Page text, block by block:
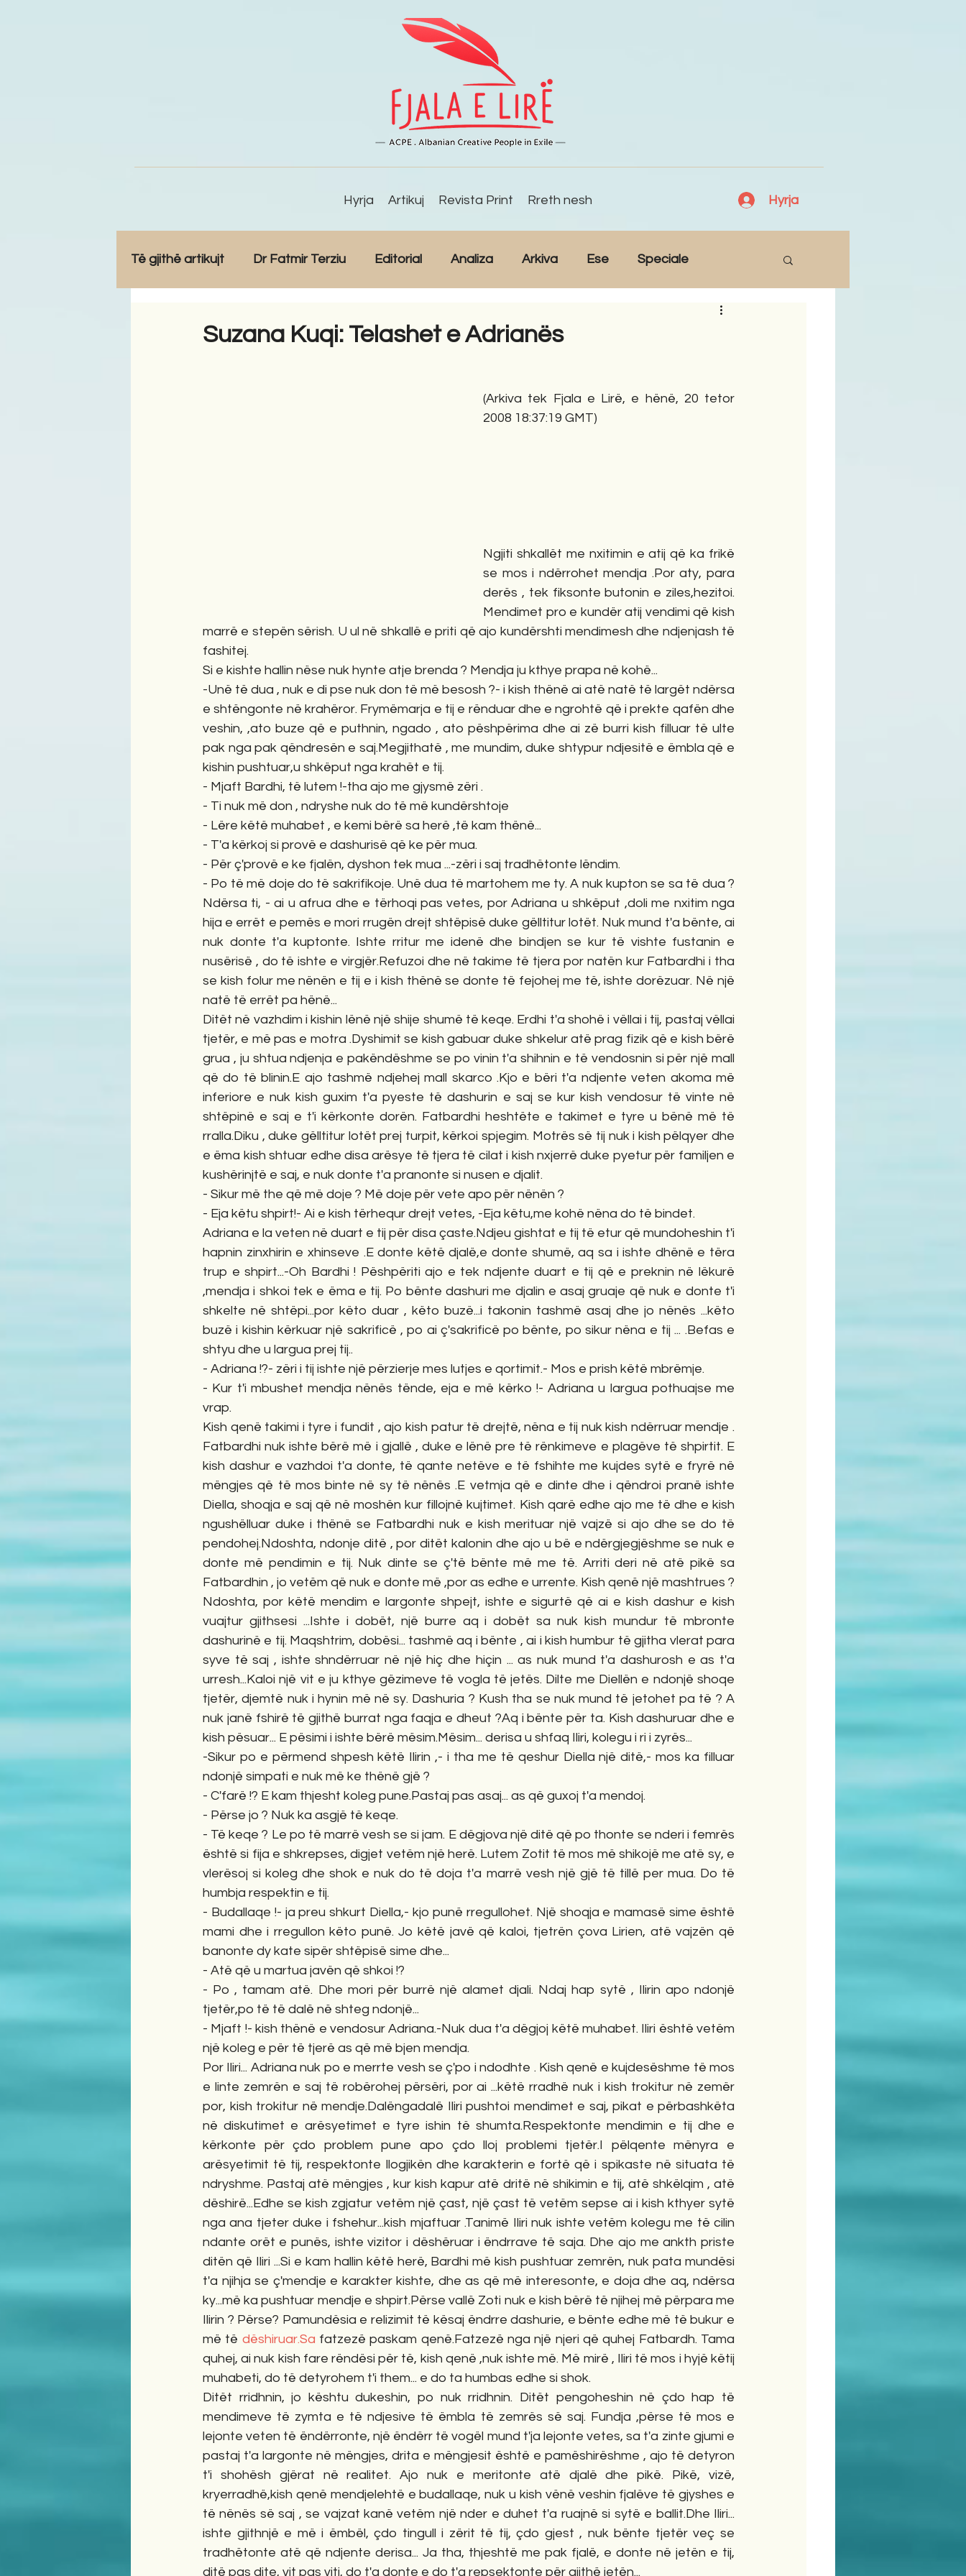
Hyrja Artikuj Revista Print Rreth nesh Hyrja
Të gjithë artikujt Dr Fatmir Terziu Editorial Analiza Arkiva Ese Speciale
Suzana Kuqi: Telashet e Adrianës
(Arkiva tek Fjala e Lirë, e hënë, 20 tetor
2008 18:37:19 GMT)
Ngjiti shkallët me nxitimin e atij që ka frikë
se mos i ndërrohet mendja .Por aty, para
derës , tek fiksonte butonin e ziles,hezitoi.
Mendimet pro e kundër atij vendimi që kish
marrë e stepën sërish. U ul në shkallë e priti që ajo kundërshti mendimesh dhe ndjenjash të
fashitej.
Si e kishte hallin nëse nuk hynte atje brenda ? Mendja ju kthye prapa në kohë...
-Unë të dua , nuk e di pse nuk don të më besosh ?- i kish thënë ai atë natë të largët ndërsa
e shtëngonte në krahëror. Frymëmarja e tij e rënduar dhe e ngrohtë që i prekte qafën dhe
veshin, ,ato buze që e puthnin, ngado , ato pëshpërima dhe ai zë burri kish filluar të ulte
pak nga pak qëndresën e saj.Megjithatë , me mundim, duke shtypur ndjesitë e ëmbla që e
kishin pushtuar,u shkëput nga krahët e tij.
- Mjaft Bardhi, të lutem !-tha ajo me gjysmë zëri .
- Ti nuk më don , ndryshe nuk do të më kundërshtoje
- Lëre këtë muhabet , e kemi bërë sa herë ,të kam thënë...
- T'a kërkoj si provë e dashurisë që ke për mua.
- Për ç'provë e ke fjalën, dyshon tek mua ...-zëri i saj tradhëtonte lëndim.
- Po të më doje do të sakrifikoje. Unë dua të martohem me ty. A nuk kupton se sa të dua ?
Ndërsa ti, - ai u afrua dhe e tërhoqi pas vetes, por Adriana u shkëput ,doli me nxitim nga
hija e errët e pemës e mori rrugën drejt shtëpisë duke gëlltitur lotët. Nuk mund t'a bënte, ai
nuk donte t'a kuptonte. Ishte rritur me idenë dhe bindjen se kur të vishte fustanin e
nusërisë , do të ishte e virgjër.Refuzoi dhe në takime të tjera por natën kur Fatbardhi i tha
se kish folur me nënën e tij e i kish thënë se donte të fejohej me të, ishte dorëzuar. Në një
natë të errët pa hënë...
Ditët në vazhdim i kishin lënë një shije shumë të keqe. Erdhi t'a shohë i vëllai i tij, pastaj vëllai
tjetër, e më pas e motra .Dyshimit se kish gabuar duke shkelur atë prag fizik që e kish bërë
grua , ju shtua ndjenja e pakëndëshme se po vinin t'a shihnin e të vendosnin si për një mall
që do të blinin.E ajo tashmë ndjehej mall skarco .Kjo e bëri t'a ndjente veten akoma më
inferiore e nuk kish guxim t'a pyeste të dashurin e saj se kur kish vendosur të vinte në
shtëpinë e saj e t'i kërkonte dorën. Fatbardhi heshtëte e takimet e tyre u bënë më të
rralla.Diku , duke gëlltitur lotët prej turpit, kërkoi spjegim. Motrës së tij nuk i kish pëlqyer dhe
e ëma kish shtuar edhe disa arësye të tjera të cilat i kish nxjerrë duke pyetur për familjen e
kushërinjtë e saj, e nuk donte t'a pranonte si nusen e djalit.
- Sikur më the që më doje ? Më doje për vete apo për nënën ?
- Eja këtu shpirt!- Ai e kish tërhequr drejt vetes, -Eja këtu,me kohë nëna do të bindet.
Adriana e la veten në duart e tij për disa çaste.Ndjeu gishtat e tij të etur që mundoheshin t'i
hapnin zinxhirin e xhinseve .E donte këtë djalë,e donte shumë, aq sa i ishte dhënë e tëra
trup e shpirt...-Oh Bardhi ! Pëshpëriti ajo e tek ndjente duart e tij që e preknin në lëkurë
,mendja i shkoi tek e ëma e tij. Po bënte dashuri me djalin e asaj gruaje që nuk e donte t'i
shkelte në shtëpi...por këto duar , këto buzë...i takonin tashmë asaj dhe jo nënës ...këto
buzë i kishin kërkuar një sakrificë , po ai ç'sakrificë po bënte, po sikur nëna e tij ... .Befas e
shtyu dhe u largua prej tij..
- Adriana !?- zëri i tij ishte një përzierje mes lutjes e qortimit.- Mos e prish këtë mbrëmje.
- Kur t'i mbushet mendja nënës tënde, eja e më kërko !- Adriana u largua pothuajse me
vrap.
Kish qenë takimi i tyre i fundit , ajo kish patur të drejtë, nëna e tij nuk kish ndërruar mendje .
Fatbardhi nuk ishte bërë më i gjallë , duke e lënë pre të rënkimeve e plagëve të shpirtit. E
kish dashur e vazhdoi t'a donte, të qante netëve e të fshihte me kujdes sytë e fryrë në
mëngjes që të mos binte në sy të nënës .E vetmja që e dinte dhe i qëndroi pranë ishte
Diella, shoqja e saj që në moshën kur fillojnë kujtimet. Kish qarë edhe ajo me të dhe e kish
ngushëlluar duke i thënë se Fatbardhi nuk e kish merituar një vajzë si ajo dhe se do të
pendohej.Ndoshta, ndonje ditë , por ditët kalonin dhe ajo u bë e ndërgjegjëshme se nuk e
donte më pendimin e tij. Nuk dinte se ç'të bënte më me të. Arriti deri në atë pikë sa
Fatbardhin , jo vetëm që nuk e donte më ,por as edhe e urrente. Kish qenë një mashtrues ?
Ndoshta, por këtë mendim e largonte shpejt, ishte e sigurtë që ai e kish dashur e kish
vuajtur gjithsesi ...Ishte i dobët, një burre aq i dobët sa nuk kish mundur të mbronte
dashurinë e tij. Maqshtrim, dobësi... tashmë aq i bënte , ai i kish humbur të gjitha vlerat para
syve të saj , ishte shndërruar në një hiç dhe hiçin ... as nuk mund t'a dashurosh e as t'a
urresh...Kaloi një vit e ju kthye gëzimeve të vogla të jetës. Dilte me Diellën e ndonjë shoqe
tjetër, djemtë nuk i hynin më në sy. Dashuria ? Kush tha se nuk mund të jetohet pa të ? A
nuk janë fshirë të gjithë burrat nga faqja e dheut ?Aq i bënte për ta. Kish dashuruar dhe e
kish pësuar... E pësimi i ishte bërë mësim.Mësim... derisa u shfaq Iliri, kolegu i ri i zyrës...
-Sikur po e përmend shpesh këtë Ilirin ,- i tha me të qeshur Diella një ditë,- mos ka filluar
ndonjë simpati e nuk më ke thënë gjë ?
- C'farë !? E kam thjesht koleg pune.Pastaj pas asaj... as që guxoj t'a mendoj.
- Përse jo ? Nuk ka asgjë të keqe.
- Të keqe ? Le po të marrë vesh se si jam. E dëgjova një ditë që po thonte se nderi i femrës
është si fija e shkrepses, digjet vetëm një herë. Lutem Zotit të mos më shikojë me atë sy, e
vlerësoj si koleg dhe shok e nuk do të doja t'a marrë vesh një gjë të tillë per mua. Do të
humbja respektin e tij.
- Budallaqe !- ja preu shkurt Diella,- kjo punë rregullohet. Një shoqja e mamasë sime është
mami dhe i rregullon këto punë. Jo këtë javë që kaloi, tjetrën çova Lirien, atë vajzën që
banonte dy kate sipër shtëpisë sime dhe...
- Atë që u martua javën që shkoi !?
- Po , tamam atë. Dhe mori për burrë një alamet djali. Ndaj hap sytë , Ilirin apo ndonjë
tjetër,po të të dalë në shteg ndonjë...
- Mjaft !- kish thënë e vendosur Adriana.-Nuk dua t'a dëgjoj këtë muhabet. Iliri është vetëm
një koleg e për të tjerë as që më bjen mendja.
Por Iliri... Adriana nuk po e merrte vesh se ç'po i ndodhte . Kish qenë e kujdesëshme të mos
e linte zemrën e saj të robërohej përsëri, por ai ...këtë rradhë nuk i kish trokitur në zemër
por, kish trokitur në mendje.Dalëngadalë Iliri pushtoi mendimet e saj, pikat e përbashkëta
në diskutimet e arësyetimet e tyre ishin të shumta.Respektonte mendimin e tij dhe e
kërkonte për çdo problem pune apo çdo lloj problemi tjetër.I pëlqente mënyra e
arësyetimit të tij, respektonte llogjikën dhe karakterin e fortë që i spikaste në situata të
ndryshme. Pastaj atë mëngjes , kur kish kapur atë dritë në shikimin e tij, atë shkëlqim , atë
dëshirë...Edhe se kish zgjatur vetëm një çast, një çast të vetëm sepse ai i kish kthyer sytë
nga ana tjeter duke i fshehur...kish mjaftuar .Tanimë Iliri nuk ishte vetëm kolegu me të cilin
ndante orët e punës, ishte vizitor i dëshëruar i ëndrrave të saja. Dhe ajo me ankth priste
ditën që Iliri ...Si e kam hallin këtë herë, Bardhi më kish pushtuar zemrën, nuk pata mundësi
t'a njihja se ç'mendje e karakter kishte, dhe as që më interesonte, e doja dhe aq, ndërsa
ky...më ka pushtuar mendje e shpirt.Përse vallë Zoti nuk e kish bërë të njihej më përpara me
Ilirin ? Përse? Pamundësia e relizimit të kësaj ëndrre dashurie, e bënte edhe më të bukur e
më të dëshiruar.Sa fatzezë paskam qenë.Fatzezë nga një njeri që quhej Fatbardh. Tama
quhej, ai nuk kish fare rëndësi për të, kish qenë ,nuk ishte më. Më mirë , Iliri të mos i hyjë këtij
muhabeti, do të detyrohem t'i them... e do ta humbas edhe si shok.
Ditët rridhnin, jo kështu dukeshin, po nuk rridhnin. Ditët pengoheshin në çdo hap të
mendimeve të zymta e të ndjesive të ëmbla të zemrës së saj. Fundja ,përse të mos e
lejonte veten të ëndërronte, një ëndërr të vogël mund t'ja lejonte vetes, sa t'a zinte gjumi e
pastaj t'a largonte në mëngjes, drita e mëngjesit është e pamëshirëshme , ajo të detyron
t'i shohësh gjërat në realitet. Ajo nuk e meritonte atë djalë dhe pikë. Pikë, vizë,
kryerradhë,kish qenë mendjelehtë e budallaqe, nuk u kish vënë veshin fjalëve të gjyshes e
të nënës së saj , se vajzat kanë vetëm një nder e duhet t'a ruajnë si sytë e ballit.Dhe Iliri...
ishte gjithnjë e më i ëmbël, çdo tingull i zërit të tij, çdo gjest , nuk bënte tjetër veç se
tradhëtonte atë që ndjente derisa... Ja tha, thjeshtë me pak fjalë, e donte në jetën e tij,
ditë pas dite, vit pas viti, do t'a donte e do t'a repsektonte për gjithë jetën...